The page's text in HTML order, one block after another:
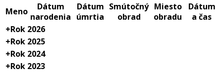
Meno
Dátum
narodenia
Dátum
úmrtia
Smútočný
obrad
Miesto
obradu
Dátum
a čas
+Rok 2026
+Rok 2025
+Rok 2024
+Rok 2023